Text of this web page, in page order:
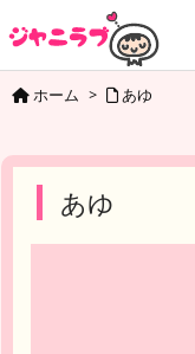
ホーム > あゆ
あゆ